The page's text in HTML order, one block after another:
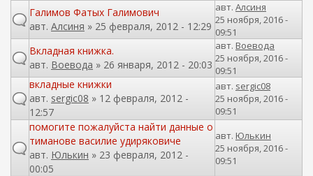
Галимов Фатых Галимович
авт. Алсиня » 25 февраля, 2012 - 12:29
авт. Алсиня
25 ноября, 2016 -
09:51
Вкладная книжка.
авт. Воевода » 26 января, 2012 - 20:03
авт. Воевода
25 ноября, 2016 -
09:51
вкладные книжки
авт. sergic08 » 12 февраля, 2012 -
12:57
авт. sergic08
25 ноября, 2016 -
09:51
помогите пожалуйста найти данные о
тиманове василие удиряковиче
авт. Юлькин » 23 февраля, 2012 -
00:05
авт. Юлькин
25 ноября, 2016 -
09:51